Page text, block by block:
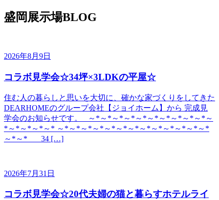
盛岡展示場BLOG
2026年8月9日
コラボ見学会☆34坪×3LDKの平屋☆
住む人の暮らしと思いを大切に、確かな家づくりをしてきた
DEARHOMEのグループ会社【ジョイホーム】から 完成見
学会のお知らせです。 ～*～*～*～*～*～*～*～*～*～*～
*～*～*～*～* ～*～*～*～*～*～*～*～*～*～*～*～*～*
～*～* 34 […]
2026年7月31日
コラボ見学会☆20代夫婦の猫と暮らすホテルライ